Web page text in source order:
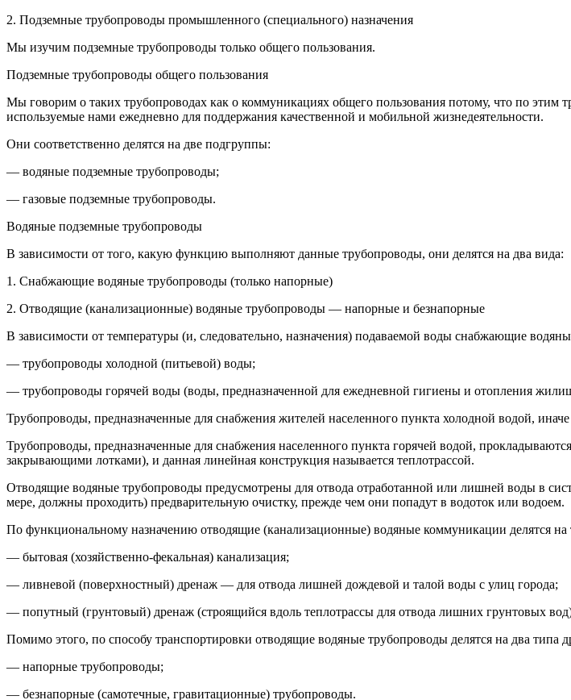
2. Подземные трубопроводы промышленного (специального) назначения
Мы изучим подземные трубопроводы только общего пользования.
Подземные трубопроводы общего пользования
Мы говорим о таких трубопроводах как о коммуникациях общего пользования потому, что по этим
используемые нами ежедневно для поддержания качественной и мобильной жизнедеятельности.
Они соответственно делятся на две подгруппы:
— водяные подземные трубопроводы;
— газовые подземные трубопроводы.
Водяные подземные трубопроводы
В зависимости от того, какую функцию выполняют данные трубопроводы, они делятся на два вида:
1. Снабжающие водяные трубопроводы (только напорные)
2. Отводящие (канализационные) водяные трубопроводы — напорные и безнапорные
В зависимости от температуры (и, следовательно, назначения) подаваемой воды снабжающие
— трубопроводы холодной (питьевой) воды;
— трубопроводы горячей воды (воды, предназначенной для ежедневной гигиены и отопления
Трубопроводы, предназначенные для снабжения жителей населенного пункта холодной водой,
Трубопроводы, предназначенные для снабжения населенного пункта горячей водой,
закрывающими лотками), и данная линейная конструкция называется теплотрассой.
Отводящие водяные трубопроводы предусмотрены для отвода отработанной или лишней воды в
мере, должны проходить) предварительную очистку, прежде чем они попадут в водоток или водоем.
По функциональному назначению отводящие (канализационные) водяные коммуникации делятся на
— бытовая (хозяйственно-фекальная) канализация;
— ливневой (поверхностный) дренаж — для отвода лишней дождевой и талой воды с улиц города;
— попутный (грунтовый) дренаж (строящийся вдоль теплотрассы для отвода лишних грунтовых
Помимо этого, по способу транспортировки отводящие водяные трубопроводы делятся на два типа
— напорные трубопроводы;
— безнапорные (самотечные, гравитационные) трубопроводы.